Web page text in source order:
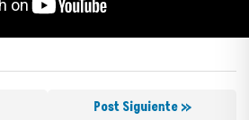
Post Siguiente »